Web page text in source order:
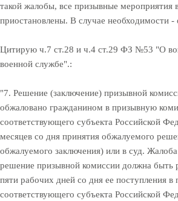
такой жалобы, все призывные мероприятия
приостановлены. В случае необходимости -
Цитирую ч.7 ст.28 и ч.4 ст.29 ФЗ №53 "О
военной службе".:
"7. Решение (заключение) призывной
обжаловано гражданином в призывную
соответствующего субъекта Российской
месяцев со дня принятия обжалуемого
обжалуемого заключения) или в суд.
решение призывной комиссии должна быть
пяти рабочих дней со дня ее поступления
соответствующего субъекта Российской